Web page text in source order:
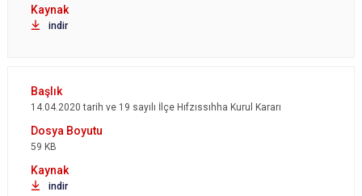
indir
14.04.2020 tarih ve 19 sayılı İlçe Hıfzıssıhha Kurul Kararı
59 KB
indir